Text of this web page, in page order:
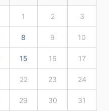
1 2 3
8 9 10
15 16 17
22 23 24
29 30 31